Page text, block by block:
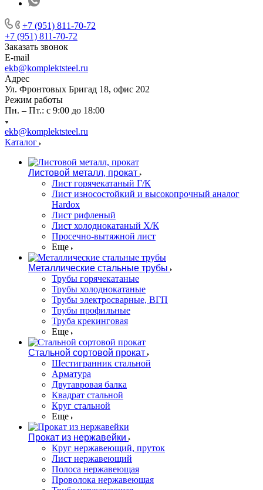
+7 (951) 811-70-72
+7 (951) 811-70-72
Заказать звонок
E-mail
ekb@komplektsteel.ru
Адрес
Ул. Фронтовых Бригад 18, офис 202
Режим работы
Пн. – Пт.: с 9:00 до 18:00
ekb@komplektsteel.ru
Каталог
Листовой металл, прокат
Лист горячекатаный Г/К
Лист износостойкий и высокопрочный аналог
Hardox
Лист рифленый
Лист холоднокатаный Х/К
Просечно-вытяжной лист
Еще
Металлические стальные трубы
Трубы горячекатаные
Трубы холоднокатаные
Трубы электросварные, ВГП
Трубы профильные
Труба крекинговая
Еще
Стальной сортовой прокат
Шестигранник стальной
Арматура
Двутавровая балка
Квадрат стальной
Круг стальной
Еще
Прокат из нержавейки
Круг нержавеющий, пруток
Лист нержавеющий
Полоса нержавеющая
Проволока нержавеющая